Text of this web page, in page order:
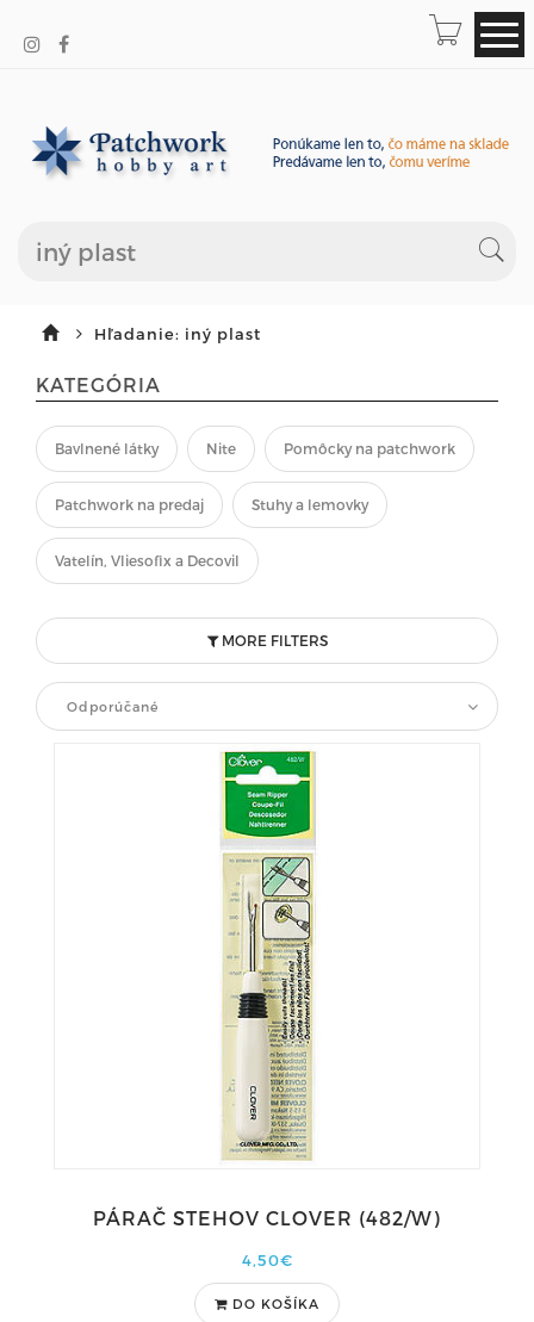
Hľadanie: iný plast
KATEGÓRIA
Bavlnené látky Nite Pomôcky na patchwork
Patchwork na predaj Stuhy a lemovky
Vatelín, Vliesofix a Decovil
MORE FILTERS
Odporúčané
PÁRAČ STEHOV CLOVER (482/W)
4,50€
DO KOŠÍKA